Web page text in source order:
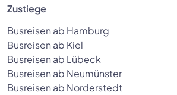
Zustiege
Busreisen ab Hamburg
Busreisen ab Kiel
Busreisen ab Lübeck
Busreisen ab Neumünster
Busreisen ab Norderstedt